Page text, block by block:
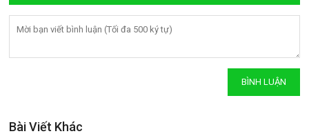
Bài Viết Khác